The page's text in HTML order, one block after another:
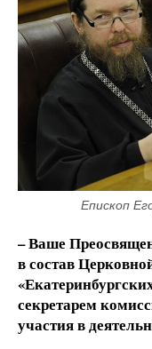
Епископ
– Ваше
в состав
секретарем
участия в